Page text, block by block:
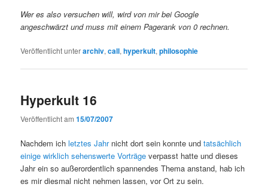
Wer es also versuchen will, wird von mir bei Google
angeschwärzt und muss mit einem Pagerank von 0 rechnen.
Veröffentlicht unterarchiv,call,hyperkult,philosophie
Hyperkult 16
Veröffentlicht am15/07/2007
Nachdem ichletztes Jahrnicht dort sein konnte undtatsächlich
einige wirklich sehenswerte Vorträge verpasst hatte und dieses
Jahr ein so außerordentlich spannendes Thema anstand, hab ich
es mir diesmal nicht nehmen lassen, vor Ort zu sein.